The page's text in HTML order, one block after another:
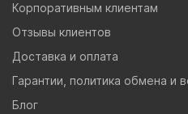
Корпоративным клиентам
Отзывы клиентов
Доставка и оплата
Гарантии, политика обмена и
Блог